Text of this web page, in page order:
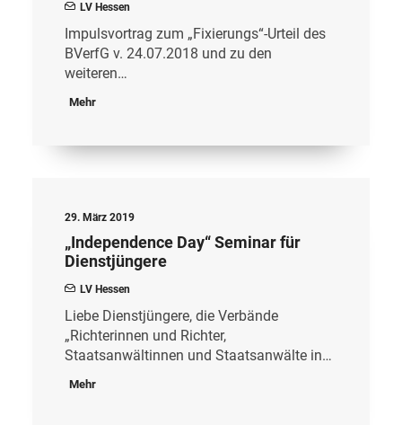
LV Hessen
Impulsvortrag zum „Fixierungs“-Urteil des
BVerfG v. 24.07.2018 und zu den
weiteren…
Mehr
29. März 2019
„Independence Day“ Seminar für
Dienstjüngere
LV Hessen
Liebe Dienstjüngere, die Verbände
„Richterinnen und Richter,
Staatsanwältinnen und Staatsanwälte in…
Mehr